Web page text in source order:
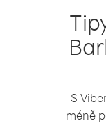
S
méně